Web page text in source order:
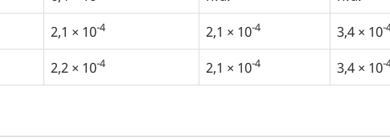
2,1 × 10-4 2,1 × 10-4 3,4 × 10-
2,2 × 10-4 2,1 × 10-4 3,4 × 10-